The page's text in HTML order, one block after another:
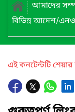
আমাদের
বিভিন্ন আদেশ/
এই কনটেন্টটি